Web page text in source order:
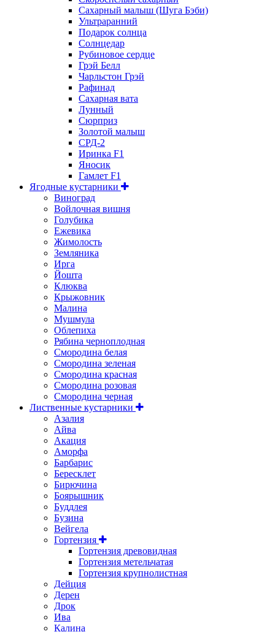
Сахарный малыш (Шуга Бэби)
Ультраранний
Подарок солнца
Солнцедар
Рубиновое сердце
Грэй Белл
Чарльстон Грэй
Рафинад
Сахарная вата
Лунный
Сюрприз
Золотой малыш
СРД-2
Иринка F1
Яносик
Гамлет F1
Ягодные кустарники
Виноград
Войлочная вишня
Голубика
Ежевика
Жимолость
Земляника
Ирга
Йошта
Клюква
Крыжовник
Малина
Мушмула
Облепиха
Рябина черноплодная
Смородина белая
Смородина зеленая
Смородина красная
Смородина розовая
Смородина черная
Лиственные кустарники
Азалия
Айва
Акация
Аморфа
Барбарис
Бересклет
Бирючина
Боярышник
Буддлея
Бузина
Вейгела
Гортензия
Гортензия древовидная
Гортензия метельчатая
Гортензия крупнолистная
Дейция
Дерен
Дрок
Ива
Калина